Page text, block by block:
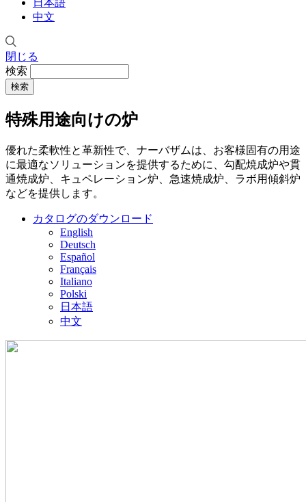
中文
閉じる
検索
特殊用途向けの炉
優れた柔軟性と革新性で、ナーバザムは、お客様固有の用途
に最適なソリューションを提供するために、勾配焼成炉や貫
通焼成炉、キュペレーション炉、急速焼成炉、ラボ用傾斜炉
などを提供します。
カタログのダウンロード
English
Deutsch
Español
Français
Italiano
Polski
日本語
中文